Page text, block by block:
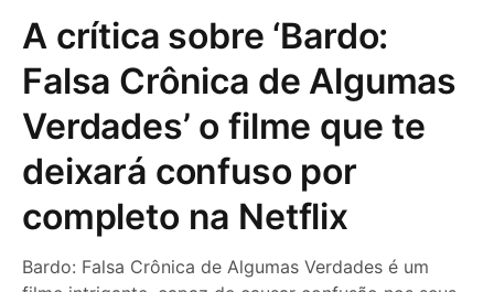
A crítica sobre ‘Bardo:
Falsa Crônica de Algumas
Verdades’ o filme que te
deixará confuso por
completo na Netflix
Bardo: Falsa Crônica de Algumas Verdades é um